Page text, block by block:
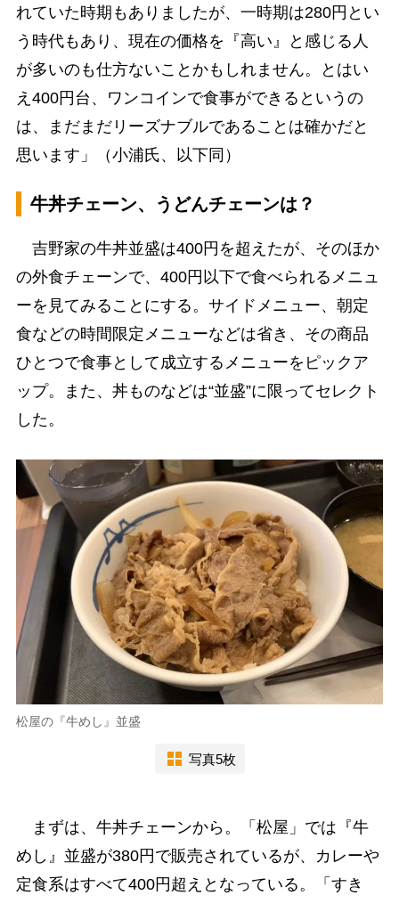
れていた時期もありましたが、一時期は280円とい
う時代もあり、現在の価格を『高い』と感じる人
が多いのも仕方ないことかもしれません。とはい
え400円台、ワンコインで食事ができるというの
は、まだまだリーズナブルであることは確かだと
思います」（小浦氏、以下同）
牛丼チェーン、うどんチェーンは？
吉野家の牛丼並盛は400円を超えたが、そのほか
の外食チェーンで、400円以下で食べられるメニュ
ーを見てみることにする。サイドメニュー、朝定
食などの時間限定メニューなどは省き、その商品
ひとつで食事として成立するメニューをピックア
ップ。また、丼ものなどは“並盛”に限ってセレクト
した。
松屋の『牛めし』並盛
写真5枚
まずは、牛丼チェーンから。「松屋」では『牛
めし』並盛が380円で販売されているが、カレーや
定食系はすべて400円超えとなっている。「すき